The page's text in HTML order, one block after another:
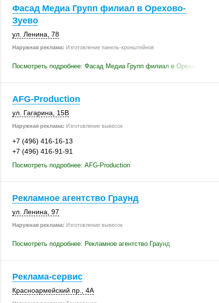
Фасад Медиа Групп филиал в Орехово-
Зуево
ул. Ленина, 78
Наружная реклама: Изготовление панель-кронштейнов
Посмотреть подробнее: Фасад Медиа Групп филиал в Орехово-
AFG-Production
ул. Гагарина 15В
Наружная реклама: Изготовление вывесок
+7 (496) 416-16-13
+7 (496) 416-91-91
Посмотреть подробнее: AFG-Production
Рекламное агентство Граунд
ул. Ленина, 97
Наружная реклама: Изготовление вывесок
Посмотреть подробнее: Рекламное агентство Граунд
Реклама-сервис
Красноармейский пр., 4А